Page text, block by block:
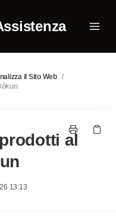
il Sito Web /
al
13:13